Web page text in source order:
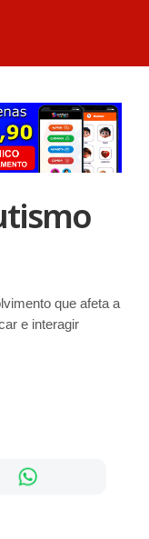
que afeta a
e interagir